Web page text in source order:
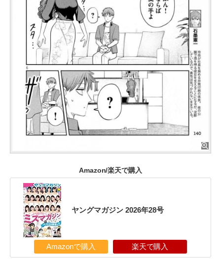
Amazon/楽天で購入
ヤングマガジン 2026年28号
Amazonで購入 楽天で購入